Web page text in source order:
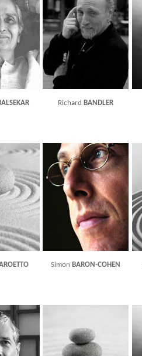
Richard BANDLER
Simon BARON-COHEN